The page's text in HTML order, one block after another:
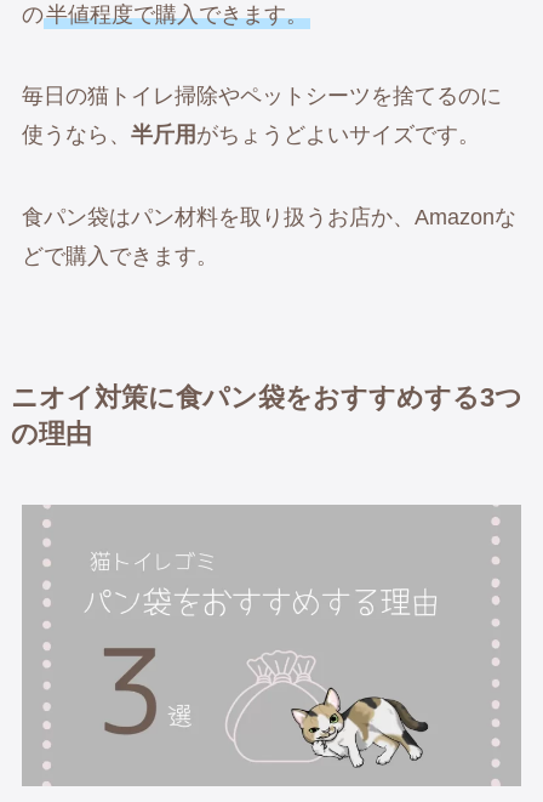
の半値程度で購入できます。
毎日の猫トイレ掃除やペットシーツを捨てるのに
使うなら、 半斤用 がちょうどよいサイズです。
食パン袋はパン材料を取り扱うお店か、Amazonな
どで購入できます。
ニオイ対策に食パン袋をおすすめする3つ
の理由